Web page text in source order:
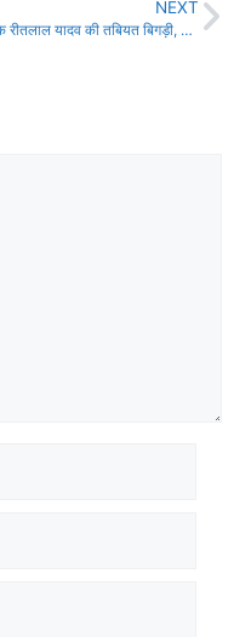
NEXT
विधायक रीतलाल यादव की तबियत बिगड़ी, जेल में टार्चर का आरोप!